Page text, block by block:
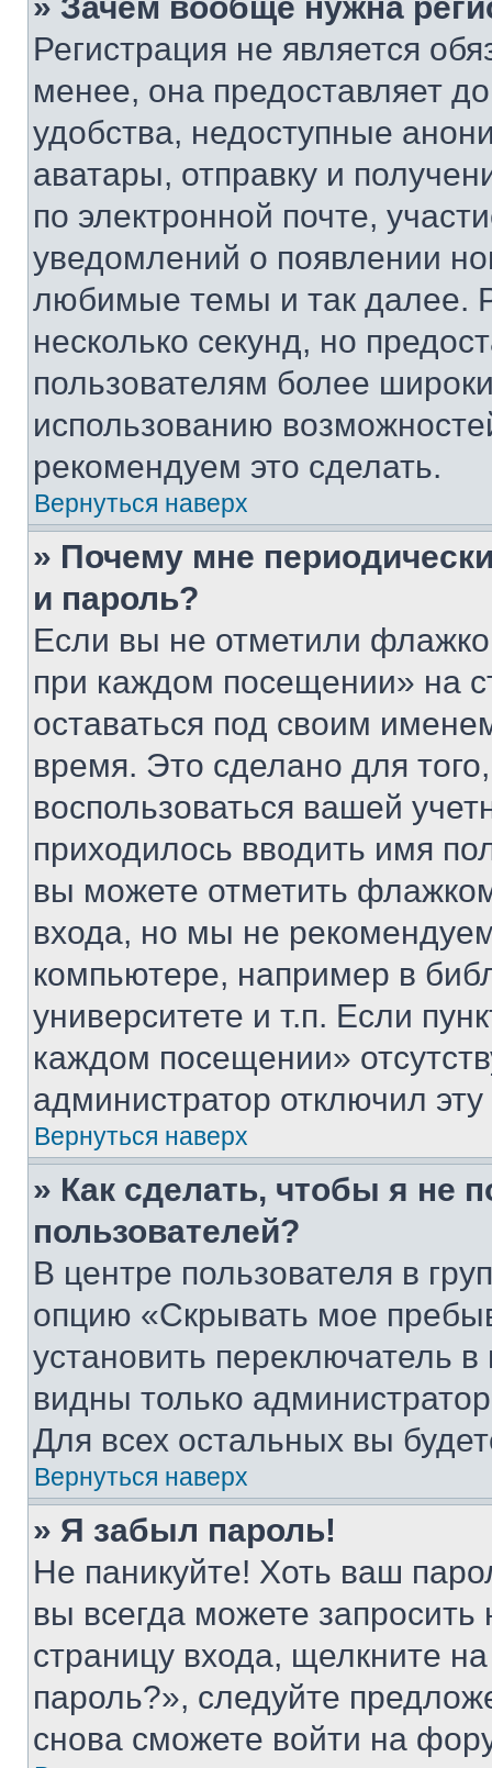
Регистрация не является
менее, она предоставляет
удобства, недоступные
аватары, отправку и
по электронной почте,
уведомлений о появлении
любимые темы и так далее.
несколько секунд, но
пользователям более
использованию
рекомендуем это сделать.
Вернуться наверх
» Почему мне
и пароль?
Если вы не отметили
при каждом посещении» на
оставаться под своим
время. Это сделано для
воспользоваться вашей
приходилось вводить имя
вы можете отметить
входа, но мы не
компьютере, например в
университете и т.п. Если
каждом посещении»
администратор отключил
Вернуться наверх
» Как сделать, чтобы я не
пользователей?
В центре пользователя в
опцию «Скрывать мое
установить переключатель
видны только
Для всех остальных вы
Вернуться наверх
» Я забыл пароль!
Не паникуйте! Хоть ваш
вы всегда можете
страницу входа, щелкните
пароль?», следуйте
снова сможете войти на